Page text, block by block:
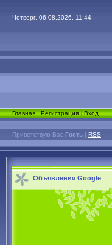
Четверг, 06.08.2026, 11:44
Главная|Регистрация|Вход
Приветствую Вас Гость | RSS
Объявления Google